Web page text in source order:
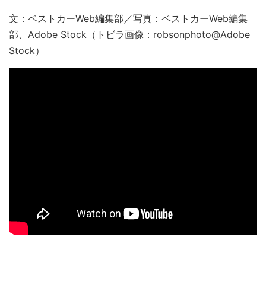
文：ベストカーWeb編集部／写真：ベストカーWeb編集
部、Adobe Stock（トビラ画像：robsonphoto@Adobe
Stock）